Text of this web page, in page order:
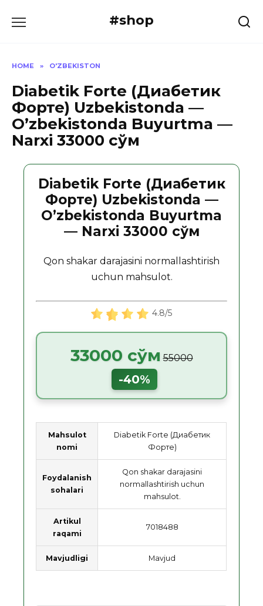
#shop
HOME » O'ZBEKISTON
Diabetik Forte (Диабетик
Форте) Uzbekistonda —
O’zbekistonda Buyurtma —
Narxi 33000 сўм
Diabetik Forte (Диабетик
Форте) Uzbekistonda —
O’zbekistonda Buyurtma
— Narxi 33000 сўм
Qon shakar darajasini normallashtirish
uchun mahsulot.
4.8/5
33000 сўм 55000
-40%
Mahsulot
nomi
Diabetik Forte (Диабетик
Форте)
Foydalanish
sohalari
Qon shakar darajasini
normallashtirish uchun
mahsulot.
Artikul
raqami
7018488
Mavjudligi Mavjud